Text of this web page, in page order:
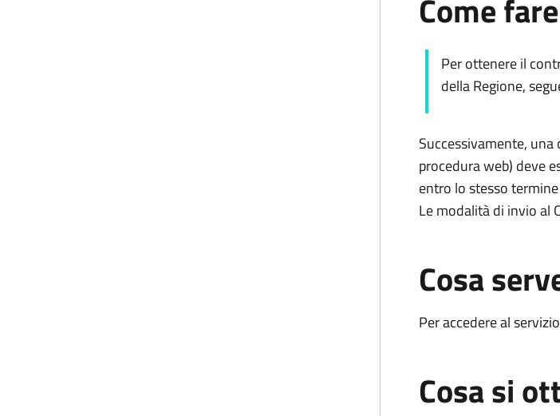
Come fare
Per ottenere il
della Regione,
Successivamente,
procedura web) deve
entro lo stesso
Le modalità di invio al
Cosa
Per accedere al
Cosa si